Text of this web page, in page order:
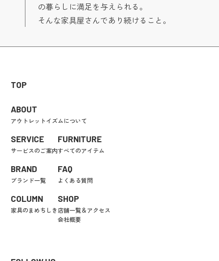
の暮らしに満足を与えられる。
そんな家具屋さんであり続けること。
TOP
ABOUT
アウトレットイズムについて
SERVICE
サービスのご案内
BRAND
ブランド一覧
COLUMN
家具のまめちしき
FURNITURE
すべてのアイテム
FAQ
よくある質問
SHOP
店舗一覧＆アクセス
会社概要